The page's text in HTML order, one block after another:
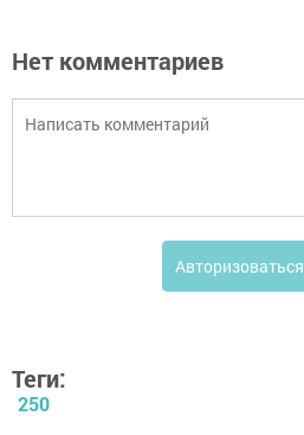
Нет комментариев
Авторизоваться
Теги:
250